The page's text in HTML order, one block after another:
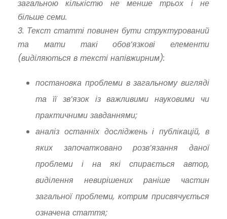
загальною кількістю не менше трьох і не
більше семи.
3. Текст статті повинен бути структурований
та мати такі обов’язкові елементи
(виділяються в тексті напівжирним):
постановка проблеми в загальному вигляді
та її зв’язок із важливими науковими чи
практичними завданнями;
аналіз останніх досліджень і публікацій, в
яких започатковано розв’язання даної
проблеми і на які спирається автор,
виділення невирішених раніше частин
загальної проблеми, котрим присвячується
означена стаття;